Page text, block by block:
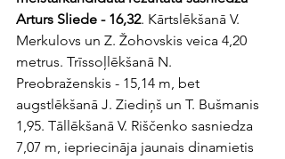
Arturs Sliede - 16,32. Kārtslēkšanā V.
Merkulovs un Z. Žohovskis veica 4,20
metrus. Trīssoļlēkšanā N.
Preobraženskis - 15,14 m, bet
augstlēkšanā J. Ziediņš un T. Bušmanis
1,95. Tāllēkšanā V. Riščenko sasniedza
7,07 m, iepriecināja jaunais dinamietis